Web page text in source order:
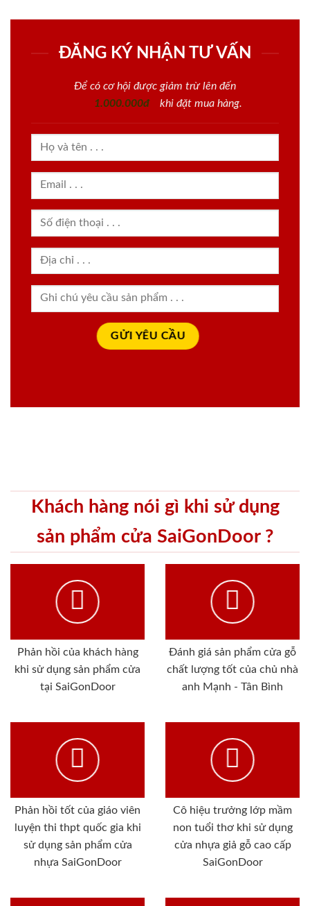
ĐĂNG KÝ NHẬN TƯ VẤN
Để có cơ hội được giảm trừ lên đến
1.000.000đ
khi đặt mua hàng.
Khách hàng nói gì khi sử dụng
sản phẩm cửa SaiGonDoor ?
Phản hồi của khách hàng
khi sử dụng sản phẩm cửa
tại SaiGonDoor
Đánh giá sản phẩm cửa gỗ
chất lượng tốt của chủ nhà
anh Mạnh - Tân Bình
Phản hồi tốt của giáo viên
luyện thi thpt quốc gia khi
sử dụng sản phẩm cửa
nhựa SaiGonDoor
Cô hiệu trưởng lớp mầm
non tuổi thơ khi sử dụng
cửa nhựa giả gỗ cao cấp
SaiGonDoor